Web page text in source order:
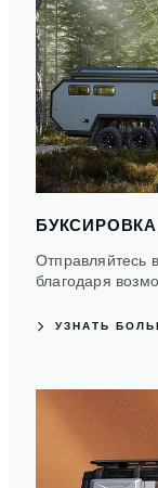
БУКСИРОВКА
Отправляйтесь
благодаря
УЗНАТЬ